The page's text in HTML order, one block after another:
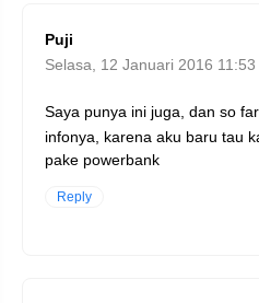
Puji
Selasa, 12 Januari 2016
Saya punya ini juga, dan so
infonya, karena aku baru tau
pake powerbank
Reply